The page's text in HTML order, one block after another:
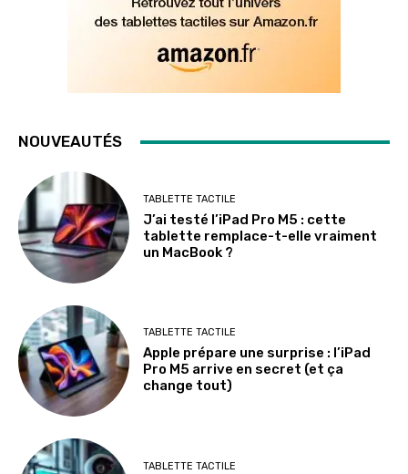
NOUVEAUTÉS
TABLETTE TACTILE
J’ai testé l’iPad Pro M5 : cette
tablette remplace-t-elle vraiment
un MacBook ?
TABLETTE TACTILE
Apple prépare une surprise : l’iPad
Pro M5 arrive en secret (et ça
change tout)
TABLETTE TACTILE